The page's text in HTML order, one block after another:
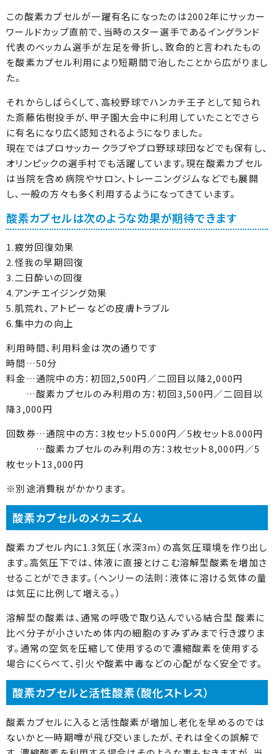
この酸素カプセルが一躍有名になったのは2002年にサッカー
ワールドカップ直前で、当時のスター選手であるイングランド
代表のベッカム選手が左足を骨折し、致命的と言われたもの
を酸素カプセル利用により短期間で治したことから広がりまし
た。
それからしばらくして、高校野球でハンカチ王子として知られ
た斎藤佑樹投手が、甲子園大会中に利用していたことでさら
に有名になり広く認知されるようになりました。
現在ではプロサッカークラブやプロ野球球団などでも保有し、
オリンピックの選手村でも活躍しています。現在酸素カプセル
は当院を含め病院やサロン、トレーニングジムなどでも展開
し、一般の方々も多く利用するようになってきています。
酸素カプセルは次のような効果が期待できます
1.疲労回復効果
2.怪我の早期回復
3.二日酔いの回復
4.アンチエイジング効果
5.肌荒れ、アトピーなどの皮膚トラブル
6.集中力の向上
利用時間、利用料金は次の通りです
時間…50分
料金…通院中の方：初回2,500円／二回目以降2,000円
…酸素カプセルのみ利用の方：初回3,500円／二回目以
降3,000円
回数券…通院中の方：3枚セット5.000円／5枚セット8.000円
…酸素カプセルのみ利用の方：3枚セット8,000円／5
枚セット13,000円
※別途消費税がかかります。
酸素カプセルのメカニズム
酸素カプセル内に1.3気圧（水深3m）の高気圧環境を作り出し
ます。高気圧下では、体液に直接とけこむ溶解型酸素を増加さ
せることができます。（ヘンリーの法則：液体に溶ける気体の量
は気圧に比例して増える。）
溶解型の酸素は、通常の呼吸で取り込んでいる結合型 酸素に
比べ分子が小さいため体内の細胞のすみずみまで行き渡りま
す。通常の空気を圧縮して使用するので濃縮酸素を使用する
場合にくらべて、引火や酸素中毒などの心配がなく安全です。
酸素カプセルと活性酸素（酸化ストレス）
酸素カプセルに入ると活性酸素が増加し老化を早めるのでは
ないかと一時期噂が飛び交いましたが、それは全くの誤解で